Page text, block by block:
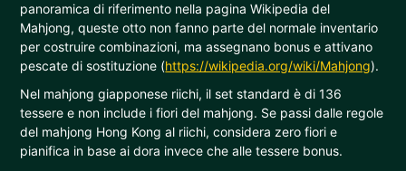
panoramica di riferimento nella pagina Wikipedia del
Mahjong, queste otto non fanno parte del normale inventario
per costruire combinazioni, ma assegnano bonus e attivano
pescate di sostituzione (https://wikipedia.org/wiki/Mahjong).
Nel mahjong giapponese riichi, il set standard è di 136
tessere e non include i fiori del mahjong. Se passi dalle regole
del mahjong Hong Kong al riichi, considera zero fiori e
pianifica in base ai dora invece che alle tessere bonus.